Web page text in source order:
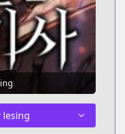
lesing